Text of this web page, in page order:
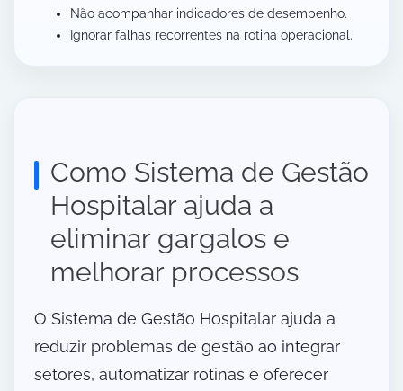
Não acompanhar indicadores de desempenho.
Ignorar falhas recorrentes na rotina operacional.
Como Sistema de Gestão
Hospitalar ajuda a
eliminar gargalos e
melhorar processos
O Sistema de Gestão Hospitalar ajuda a
reduzir problemas de gestão ao integrar
setores, automatizar rotinas e oferecer